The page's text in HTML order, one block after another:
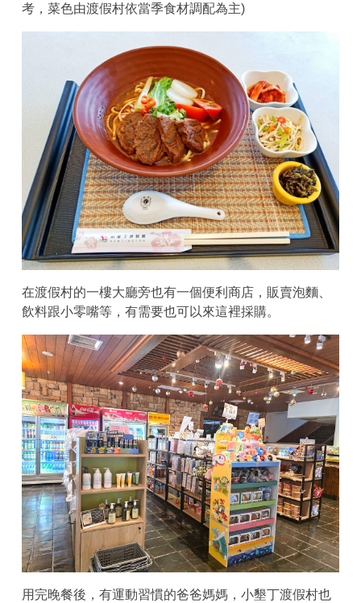
考，菜色由渡假村依當季食材調配為主)
在渡假村的一樓大廳旁也有一個便利商店，販賣泡麵、
飲料跟小零嘴等，有需要也可以來這裡採購。
用完晚餐後，有運動習慣的爸爸媽媽，小墾丁渡假村也